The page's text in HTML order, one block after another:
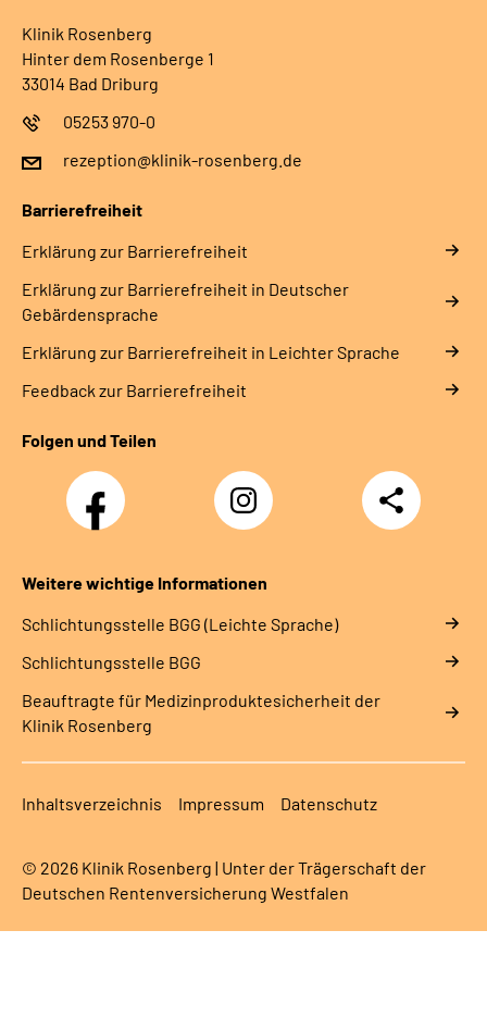
Klinik Rosenberg
Hinter dem Rosenberge 1
33014 Bad Driburg
05253 970-0
rezeption@klinik-rosenberg.de
Barrierefreiheit
Erklärung zur Barrierefreiheit
Erklärung zur Barrierefreiheit in Deutscher
Gebärdensprache
Erklärung zur Barrierefreiheit in Leichter Sprache
Feedback zur Barrierefreiheit
Folgen und Teilen
Facebook Instagram
Teilen
Weitere wichtige Informationen
Schlich­tungs­stel­le BGG (Leichte Sprache)
Schlich­tungs­stel­le BGG
Beauftragte für Medizinproduktesicherheit der
Klinik Rosenberg
Inhaltsverzeichnis Impressum Datenschutz
© 2026 Klinik Rosenberg | Unter der Trägerschaft der
Deutschen Rentenversicherung Westfalen